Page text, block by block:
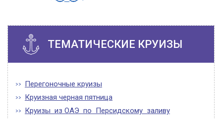
ТЕМАТИЧЕСКИЕ КРУИЗЫ
Перегоночные круизы
Круизная черная пятница
Круизы из ОАЭ по Персидскому заливу